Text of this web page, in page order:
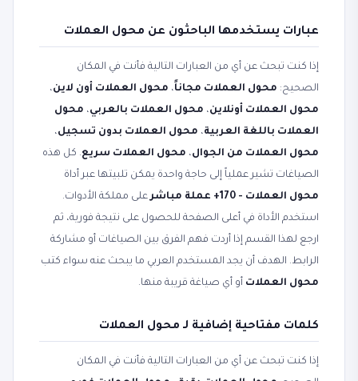
عبارات يستخدمها الباحثون عن محول العملات
إذا كنت تبحث عن أي من العبارات التالية فأنت في المكان
الصحيح: محول العملات مجاناً، محول العملات أون لاين،
محول العملات أونلاين، محول العملات بالعربي، محول
العملات باللغة العربية، محول العملات بدون تسجيل،
محول العملات من الجوال، محول العملات سريع. كل هذه
الصياغات تشير عملياً إلى حاجة واحدة يمكن تلبيتها عبر أداة
محول العملات - 170+ عملة مباشر
على مملكة الأدوات.
استخدم الأداة في أعلى الصفحة للحصول على نتيجة فورية، ثم
ارجع لهذا القسم إذا أردت فهم الفرق بين الصياغات أو مشاركة
الرابط. الهدف أن يجد المستخدم العربي ما يبحث عنه سواء كتب
محول العملات أو أي صياغة قريبة منها.
كلمات مفتاحية إضافية لـ محول العملات
إذا كنت تبحث عن أي من العبارات التالية فأنت في المكان